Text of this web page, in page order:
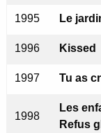
1995 Le
1996 Kissed
1997 Tu as
1998
Les
Refus